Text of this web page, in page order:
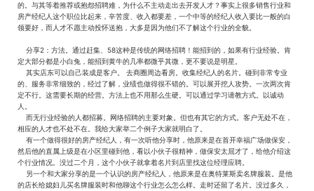
的。与其等着推荐或抱怨招聘难，为什么不主动走出去开发人才？事实上很多销售行业和
房产经纪人这个职位比起来，辛苦度、收入都要差，一个中等的经纪人收入要比一般的白
领要好，而人才不愿主动投怀送抱，大多是因为他们不了解这个行业的全貌。
分享2：方法。通过赶集、58这种是传统的网络招聘！能招到的，如果有行业经验。肯
定大部分都是小白兔，能招到黄牛的几率都微乎其微，更不要说是明星。
其实店东可以自己装成是客户。 去商圈周边看房。收集经纪人的名片。碰到非常专业
的、服务非常细致的，经过了解，业绩也做得很不错的。可以展开挖人攻势。一次两次肯
定不行。这需要长期的经营。方法上也不用那么生硬。可以通过学习请教方式。以诚动
人。
而无行业经验的人都招募。网络招聘的主要对象。但也有其它的方式。客户无处不在，
相应的人才也不处不在。我给大家举二个例子大家就明白了。
有一个做得很好的房产经纪人，有一次听他分享时，他原来是在首开幸福广场做保安，
然后他的直属上级是在小区里碰到他，看以小伙子很精神，做保安太屈才了，给他介绍这
个行业情况。没过二个月，这个小伙子就拿着名片到店里找这位经理应聘。
另一个和大家分享的是一个认识的房产经纪人，他原来是在奥特莱斯卖名牌服装。是他
的店长给媳妇儿买名牌服装时和他聊这个行业怎么怎么样。走时还留了名片。没过多久，